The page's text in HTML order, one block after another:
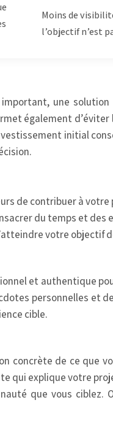
Moins de
l’objectif n’est
une
également
initial
de contribuer à
du temps et
votre objectif
et authentique
personnelles et
cible.
de ce que
explique votre
que vous ciblez.